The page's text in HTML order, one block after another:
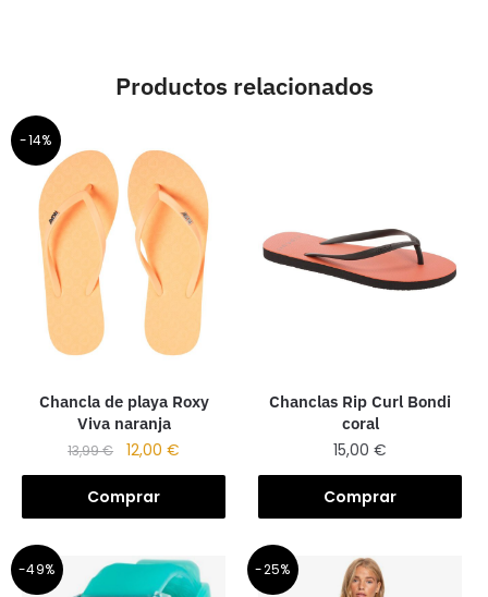
Productos relacionados
-14%
Chancla de playa Roxy
Viva naranja
13,99€ 12,00€
Comprar
Chanclas Rip Curl Bondi
coral
15,00€
Comprar
-49% -25%